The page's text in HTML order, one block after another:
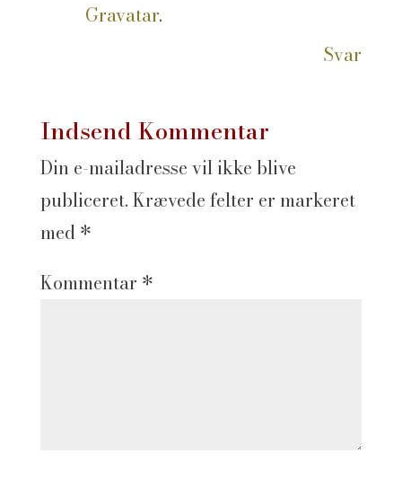
Gravatar.
Svar
Indsend Kommentar
Din e-mailadresse vil ikke blive
publiceret.Krævede felter er markeret
med*
Kommentar *